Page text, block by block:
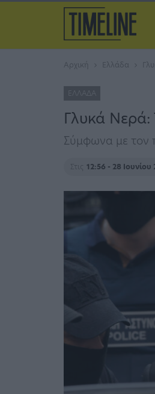
Αρχική Ελλάδα
ΕΛΛΆΔΑ
Γλυκά Νερά:
Σύμφωνα με τον
Στις 12:56 - 28 Ιουνίου